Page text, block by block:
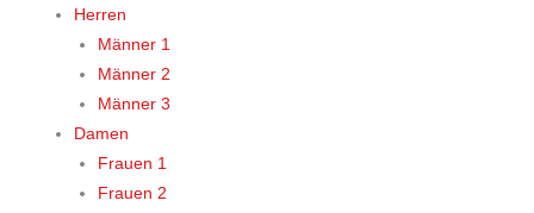
Herren
Männer 1
Männer 2
Männer 3
Damen
Frauen 1
Frauen 2